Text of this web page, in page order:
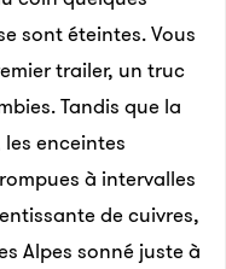
sont éteintes. Vous
trailer, un truc
Tandis que la
enceintes
à intervalles
de cuivres,
Alpes sonné juste à